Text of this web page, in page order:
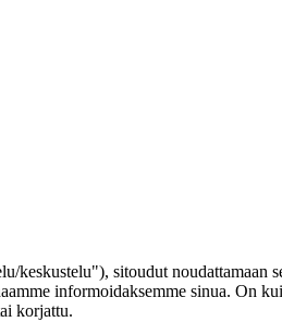
sitoudut noudattamaan
informoidaksemme sinua. On
korjattu.